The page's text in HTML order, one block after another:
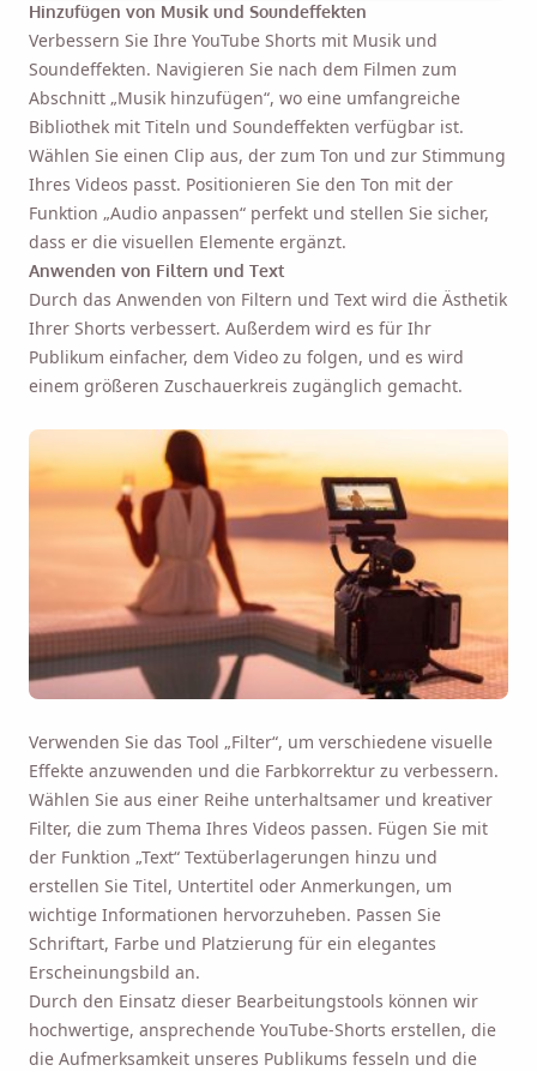
Hinzufügen von Musik und Soundeffekten
Verbessern Sie Ihre YouTube Shorts mit Musik und
Soundeffekten. Navigieren Sie nach dem Filmen zum
Abschnitt „Musik hinzufügen“, wo eine umfangreiche
Bibliothek mit Titeln und Soundeffekten verfügbar ist.
Wählen Sie einen Clip aus, der zum Ton und zur Stimmung
Ihres Videos passt. Positionieren Sie den Ton mit der
Funktion „Audio anpassen“ perfekt und stellen Sie sicher,
dass er die visuellen Elemente ergänzt.
Anwenden von Filtern und Text
Durch das Anwenden von Filtern und Text wird die Ästhetik
Ihrer Shorts verbessert. Außerdem wird es für Ihr
Publikum einfacher, dem Video zu folgen, und es wird
einem größeren Zuschauerkreis zugänglich gemacht.
Verwenden Sie das Tool „Filter“, um verschiedene visuelle
Effekte anzuwenden und die Farbkorrektur zu verbessern.
Wählen Sie aus einer Reihe unterhaltsamer und kreativer
Filter, die zum Thema Ihres Videos passen. Fügen Sie mit
der Funktion „Text“ Textüberlagerungen hinzu und
erstellen Sie Titel, Untertitel oder Anmerkungen, um
wichtige Informationen hervorzuheben. Passen Sie
Schriftart, Farbe und Platzierung für ein elegantes
Erscheinungsbild an.
Durch den Einsatz dieser Bearbeitungstools können wir
hochwertige, ansprechende YouTube-Shorts erstellen, die
die Aufmerksamkeit unseres Publikums fesseln und die